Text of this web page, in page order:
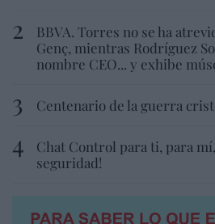
BBVA. Torres no se ha
Genç, mientras Rodríguez
nombre CEO... y exhibe
Centenario de la guerra
Chat Control para ti, para
seguridad!